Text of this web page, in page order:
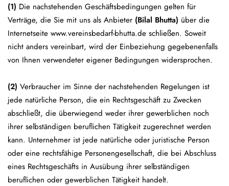
(1) Die nachstehenden Geschäftsbedingungen gelten für
Verträge, die Sie mit uns als Anbieter (Bilal Bhutta) über die
Internetseite www.vereinsbedarf-bhutta.de schließen. Soweit
nicht anders vereinbart, wird der Einbeziehung gegebenenfalls
von Ihnen verwendeter eigener Bedingungen widersprochen.
(2) Verbraucher im Sinne der nachstehenden Regelungen ist
jede natürliche Person, die ein Rechtsgeschäft zu Zwecken
abschließt, die überwiegend weder ihrer gewerblichen noch
ihrer selbständigen beruflichen Tätigkeit zugerechnet werden
kann. Unternehmer ist jede natürliche oder juristische Person
oder eine rechtsfähige Personengesellschaft, die bei Abschluss
eines Rechtsgeschäfts in Ausübung ihrer selbständigen
beruflichen oder gewerblichen Tätigkeit handelt.